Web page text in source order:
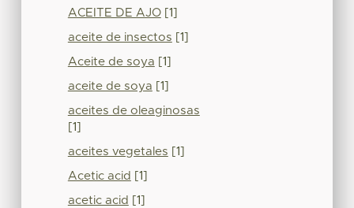
ACEITE DE AJO[1]
aceite de insectos [1]
Aceite de soya [1]
aceite de soya [1]
aceites de oleaginosas
[1]
aceites vegetales [1]
Acetic acid [1]
acetic acid [1]